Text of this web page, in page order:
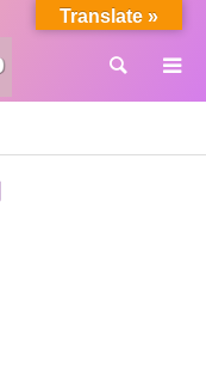
検索
Translate »